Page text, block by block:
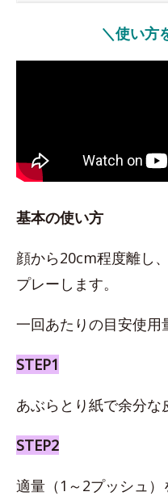
＼使い方
基本の使い方
顔から20cm程度離し
プレーします。
一回あたりの目安使用
STEP1
あぶらとり紙で余分な
STEP2
適量（1～2プッシュ